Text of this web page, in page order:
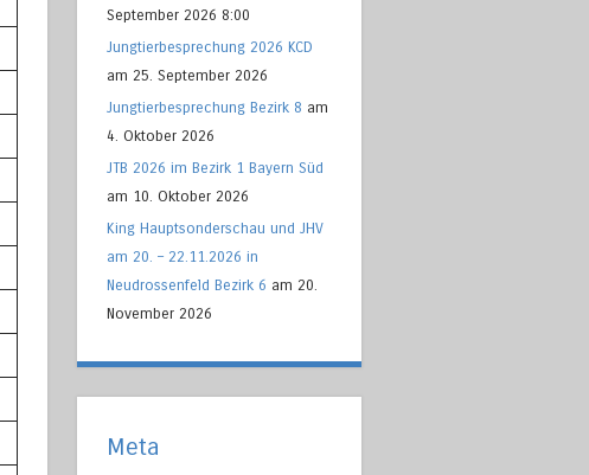
September 2026 8:00
Jungtierbesprechung 2026 KCD
am 25. September 2026
Jungtierbesprechung Bezirk 8 am
4. Oktober 2026
JTB 2026 im Bezirk 1 Bayern Süd
am 10. Oktober 2026
King Hauptsonderschau und JHV
am 20. – 22.11.2026 in
Neudrossenfeld Bezirk 6 am 20.
November 2026
Meta